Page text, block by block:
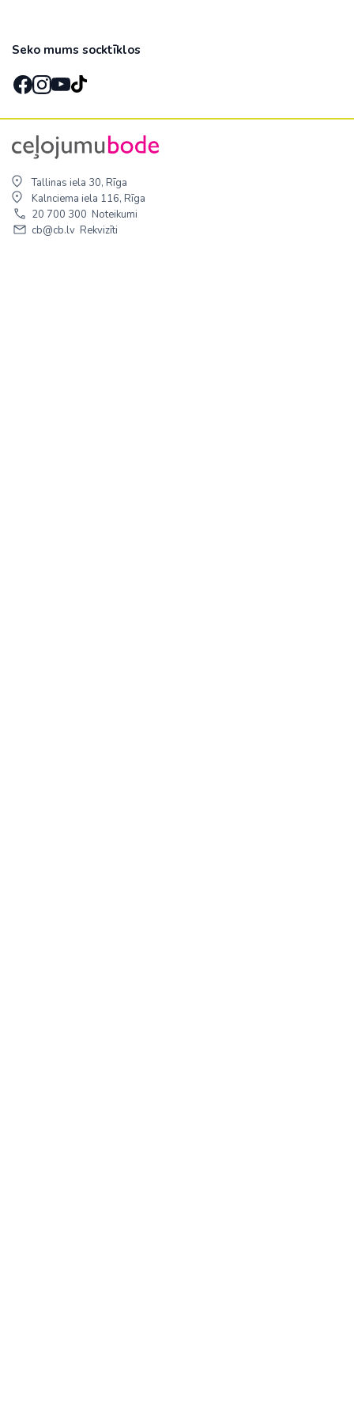
Seko mums socktīklos
Tallinas iela 30, Rīga
Kalnciema iela 116, Rīga
20 700 300 Noteikumi
cb@cb.lv Rekvizīti